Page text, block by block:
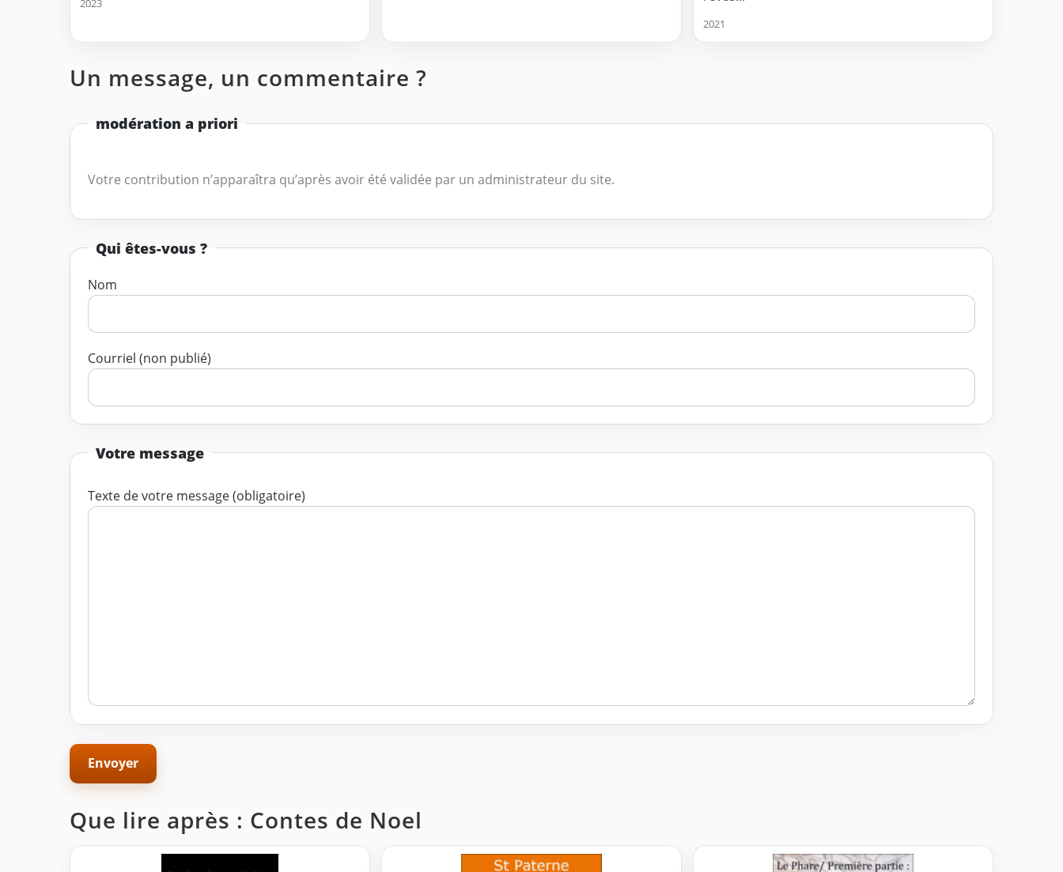
2023
2021
Un message, un commentaire ?
modération a priori
Votre contribution n’apparaîtra qu’après avoir été validée par un administrateur du site.
Qui êtes-vous ?
Nom
Courriel (non publié)
Votre message
Texte de votre message (obligatoire)
Que lire après : Contes de Noel